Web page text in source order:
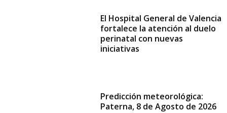
El Hospital General de Valencia
fortalece la atención al duelo
perinatal con nuevas
iniciativas
Predicción meteorológica:
Paterna, 8 de Agosto de 2026